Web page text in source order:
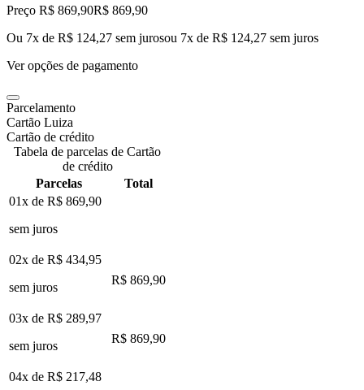
Preço R$ 869,90R$ 869,90
Ou 7x de R$ 124,27 sem jurosou 7x de R$ 124,27 sem juros
Ver opções de pagamento
Parcelamento
Cartão Luiza
Cartão de crédito
Tabela de parcelas de Cartão
de crédito
Parcelas
Total
01x de R$ 869,90
sem juros
02x de R$ 434,95
sem juros
R$ 869,90
03x de R$ 289,97
sem juros
R$ 869,90
04x de R$ 217,48